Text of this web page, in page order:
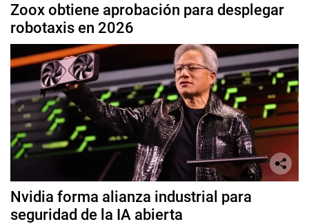
Zoox obtiene aprobación para desplegar
robotaxis en 2026
Nvidia forma alianza industrial para
seguridad de la IA abierta